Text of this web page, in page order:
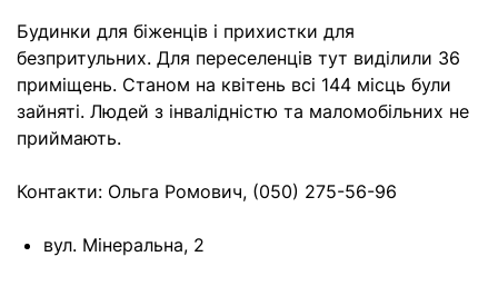
Будинки для біженців і прихистки для
безпритульних. Для переселенців тут виділили 36
приміщень. Станом на квітень всі 144 місць були
зайняті. Людей з інвалідністю та маломобільних не
приймають.
Контакти: Ольга Ромович, (050) 275-56-96
вул. Мінеральна, 2